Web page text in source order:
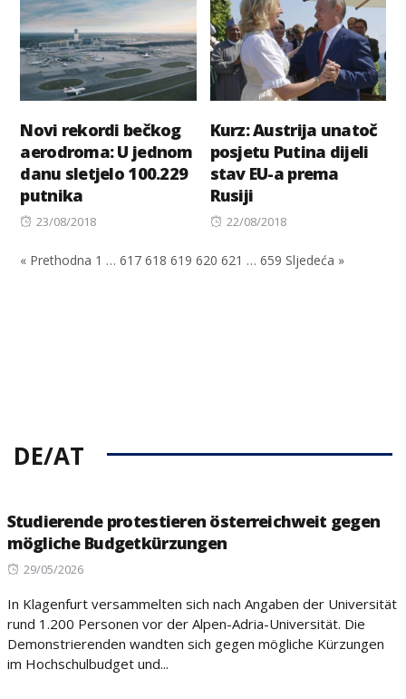
Novi rekordi bečkog
aerodroma: U jednom
danu sletjelo 100.229
putnika
Posted
23/08/2018
Kurz: Austrija unatoč
posjetu Putina dijeli
stav EU-a prema
Rusiji
Posted
22/08/2018
« Prethodna 1 … 617 618 619 620 621 … 659 Sljedeća »
DE/AT
Studierende protestieren österreichweit gegen
mögliche Budgetkürzungen
Posted
29/05/2026
In Klagenfurt versammelten sich nach Angaben der Universität
rund 1.200 Personen vor der Alpen-Adria-Universität. Die
Demonstrierenden wandten sich gegen mögliche Kürzungen
im Hochschulbudget und...